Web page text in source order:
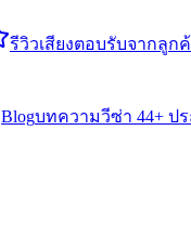
รีวิวเสียงตอบรับจากลูก
Blogบทความวีซ่า 44+ ปร